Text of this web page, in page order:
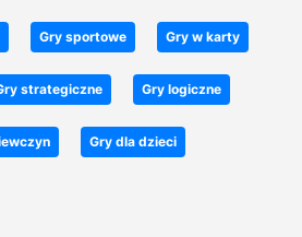
Gry sportowe Gry w karty
strategiczne Gry logiczne
Gry dla dzieci